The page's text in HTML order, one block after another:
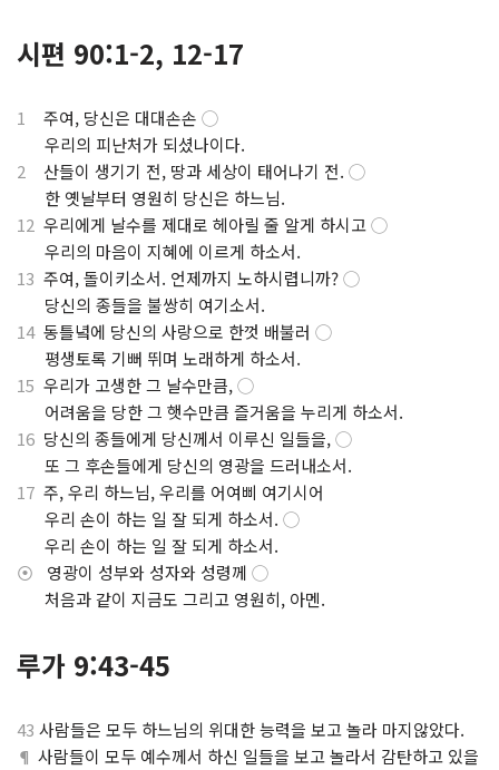
시편 90:1-2, 12-17
1 주여, 당신은 대대손손 ◯
우리의 피난처가 되셨나이다.
2 산들이 생기기 전, 땅과 세상이 태어나기 전. ◯
한 옛날부터 영원히 당신은 하느님.
12 우리에게 날수를 제대로 헤아릴 줄 알게 하시고◯
우리의 마음이 지혜에 이르게 하소서.
13 주여, 돌이키소서. 언제까지 노하시렵니까?◯
당신의 종들을 불쌍히 여기소서.
14동틀녘에 당신의 사랑으로 한껏 배불러 ◯
평생토록 기뻐 뛰며 노래하게 하소서.
15 우리가 고생한 그 날수만큼,◯
어려움을 당한 그 햇수만큼 즐거움을 누리게 하소서.
16 당신의 종들에게 당신께서 이루신 일들을,◯
또 그 후손들에게 당신의 영광을 드러내소서.
17 주, 우리 하느님, 우리를 어여삐 여기시어
우리 손이 하는 일 잘 되게 하소서. ◯
우리 손이 하는 일 잘 되게 하소서.
⦿ 영광이 성부와 성자와 성령께 ◯
처음과 같이 지금도 그리고 영원히, 아멘.
루가 9:43-45
43 사람들은 모두 하느님의 위대한 능력을 보고 놀라 마지않았다.
¶ 사람들이 모두 예수께서 하신 일들을 보고 놀라서 감탄하고 있을